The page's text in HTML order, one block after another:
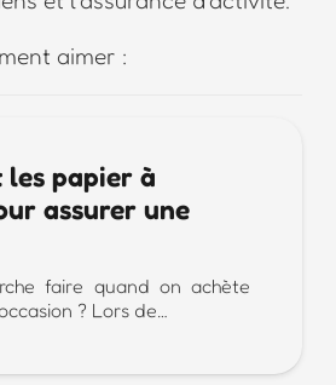
aimer :
les papier à
assurer une
faire quand on achète
? Lors de…